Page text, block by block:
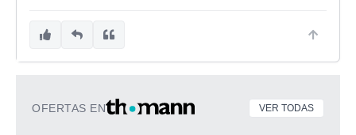
OFERTAS EN VER TODAS